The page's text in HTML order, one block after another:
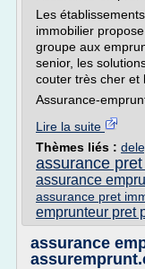
Les
immobilier
groupe aux
senior, les
couter très cher et
Assurance-
Lire la suite
Thèmes liés :
assurance
assurance
assurance pret
emprunteur pret
assurance